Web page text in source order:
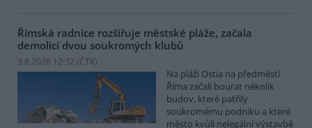
Římská radnice rozšiřuje městské pláže, začala
demolicí dvou soukromých klubů
3.8.2026 12:32 (ČTK)
Na pláži Ostia na předměstí
Říma začali bourat několik
budov, které patřily
soukromému podniku a které
město kvůli nelegální výstavbě